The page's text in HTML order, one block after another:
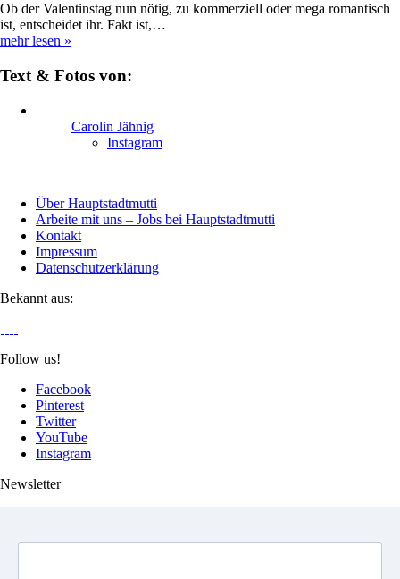
Ob der Valentinstag nun nötig, zu kommerziell oder mega romantisch
ist, entscheidet ihr. Fakt ist,…
mehr lesen »
Text & Fotos von:
Carolin Jähnig
Instagram
Über Hauptstadtmutti
Arbeite mit uns – Jobs bei Hauptstadtmutti
Kontakt
Impressum
Datenschutzerklärung
Bekannt aus:
Follow us!
Facebook
Pinterest
Twitter
YouTube
Instagram
Newsletter